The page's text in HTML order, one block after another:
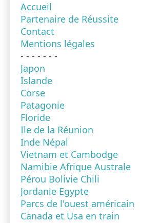
Accueil
Partenaire de Réussite
Contact
Mentions légales
- - - - - - -
Japon
Islande
Corse
Patagonie
Floride
Ile de la Réunion
Inde Népal
Vietnam et Cambodge
Namibie Afrique Australe
Pérou Bolivie Chili
Jordanie Egypte
Parcs de l'ouest américain
Canada et Usa en train